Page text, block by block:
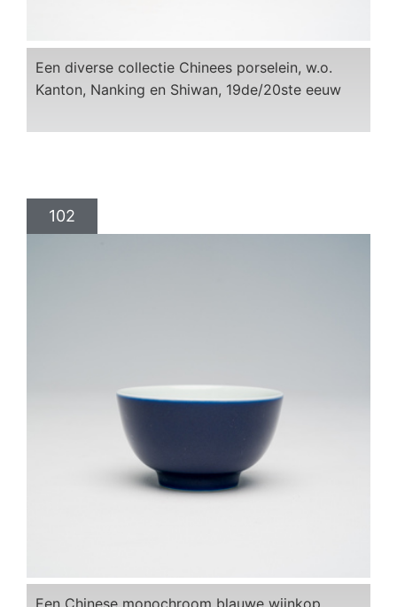
Een diverse collectie Chinees porselein, w.o.
Kanton, Nanking en Shiwan, 19de/20ste eeuw
102